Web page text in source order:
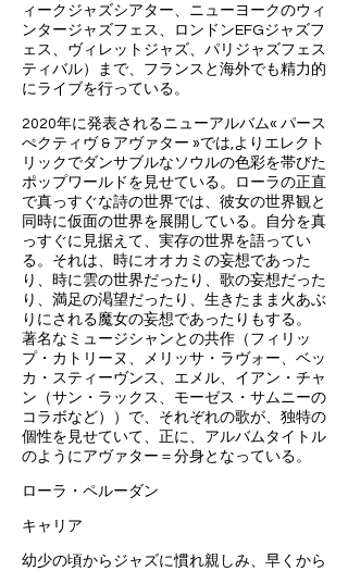
ィークジャズシアター、ニューヨークのウィ
ンタージャズフェス、ロンドンEFGジャズフ
ェス、ヴィレットジャズ、パリジャズフェス
ティバル）まで、フランスと海外でも精力的
にライブを行っている。
2020年に発表されるニューアルバム« パース
ぺクティヴ & アヴァター »では,よりエレクト
リックでダンサブルなソウルの色彩を帯びた
ポップワールドを見せている。ローラの正直
で真っすぐな詩の世界では、彼女の世界観と
同時に仮面の世界を展開している。自分を真
っすぐに見据えて、実存の世界を語ってい
る。それは、時にオオカミの妄想であった
り、時に雲の世界だったり、歌の妄想だった
り、満足の渇望だったり、生きたまま火あぶ
りにされる魔女の妄想であったりもする。
著名なミュージシャンとの共作（フィリッ
プ・カトリーヌ、メリッサ・ラヴォー、ベッ
カ・スティーヴンス、エメル、イアン・チャ
ン（サン・ラックス、モーゼス・サムニーの
コラボなど））で、それぞれの歌が、独特の
個性を見せていて、正に、アルバムタイトル
のようにアヴァター＝分身となっている。
ローラ・ペルーダン
キャリア
幼少の頃からジャズに慣れ親しみ、早くから